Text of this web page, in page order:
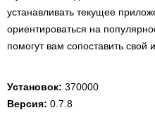
устанавливать текущее
ориентироваться на
помогут вам сопоставить
Установок: 370000
Версия: 0.7.8